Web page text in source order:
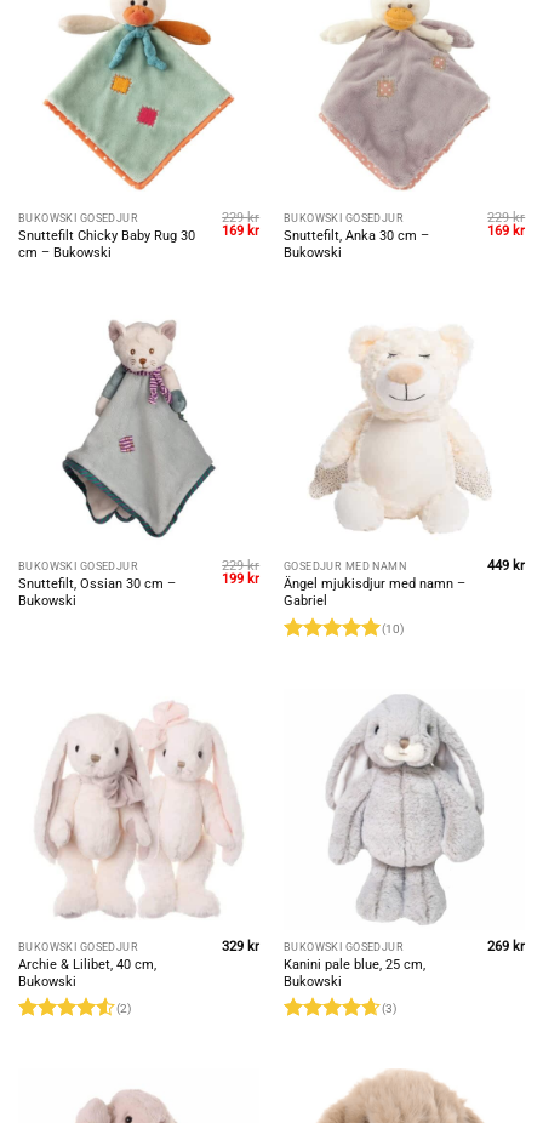
BUKOWSKI GOSEDJUR
Snuttefilt Chicky Baby Rug 30
cm – Bukowski
229kr
Original
169 krCurrent
price
BUKOWSKI GOSEDJUR
Snuttefilt, Anka 30 cm –
Bukowski
229kr
Original
169 kr
BUKOWSKI GOSEDJUR
Snuttefilt, Ossian 30 cm –
Bukowski
229kr
Original
199 krCurrent
price
199 kr.
GOSEDJUR MED NAMN
Ängel mjukisdjur med namn –
Gabriel
(10)
449 kr
BUKOWSKI GOSEDJUR
Archie & Lilibet, 40 cm,
Bukowski
(2)
329kr BUKOWSKI GOSEDJUR
Kanini pale blue, 25 cm,
Bukowski
(3)
269kr